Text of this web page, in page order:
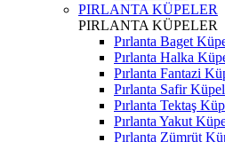
PIRLANTA KÜPELER
PIRLANTA KÜPELER
Pırlanta Baget
Pırlanta Halka
Pırlanta Fantazi
Pırlanta Safir
Pırlanta Tektaş
Pırlanta Yakut
Pırlanta Zümrüt